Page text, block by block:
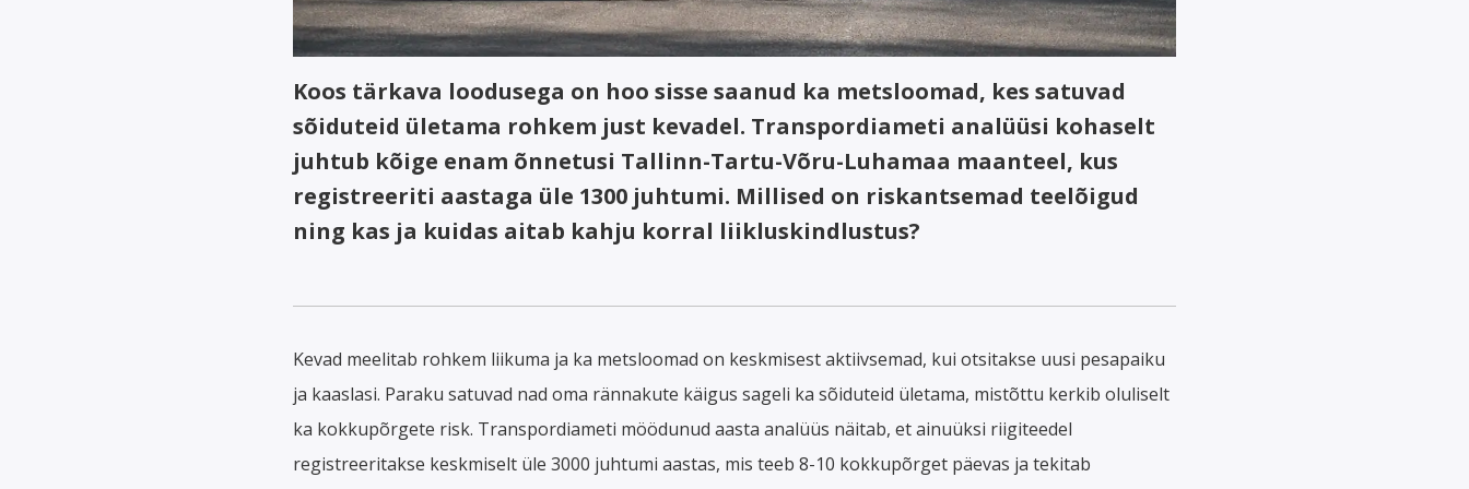
Koos tärkava loodusega on hoo sisse saanud ka metsloomad, kes satuvad
sõiduteid ületama rohkem just kevadel. Transpordiameti analüüsi kohaselt
juhtub kõige enam õnnetusi Tallinn-Tartu-Võru-Luhamaa maanteel, kus
registreeriti aastaga üle 1300 juhtumi. Millised on riskantsemad teelõigud
ning kas ja kuidas aitab kahju korral liikluskindlustus?
Kevad meelitab rohkem liikuma ja ka metsloomad on keskmisest aktiivsemad, kui otsitakse uusi pesapaiku
ja kaaslasi. Paraku satuvad nad oma rännakute käigus sageli ka sõiduteid ületama, mistõttu kerkib oluliselt
ka kokkupõrgete risk. Transpordiameti möödunud aasta analüüs näitab, et ainuüksi riigiteedel
registreeritakse keskmiselt üle 3000 juhtumi aastas, mis teeb 8-10 kokkupõrget päevas ja tekitab